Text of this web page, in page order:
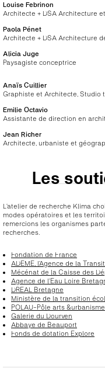
Louise Febrinon
Architecte + DSA Architecture
Paola Pénet
Architecte + DSA Architecture
Alicia Juge
Paysagiste conceptrice
Anaïs Cuillier
Graphiste et Architecte, Studio
Emilie Octavio
Assistante de direction en
Jean Richer
Architecte, urbaniste et
Les
L’atelier de recherche Klima
modes opératoires et les
remercions les organismes
recherches.
Fondation de France
ADEME, l’Agence de la
Mécénat de la Caisse des
Agence de l’Eau Loire
DREAL Bretagne
Ministère de la transition
POLAU-Pôle arts &urbanisme
Galerie du Dourven
Abbaye de Beauport
Fonds de dotation Explore